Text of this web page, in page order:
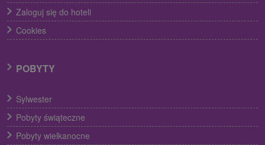
Zaloguj się do hoteli
Cookies
POBYTY
Sylwester
Pobyty świąteczne
Pobyty wielkanocne